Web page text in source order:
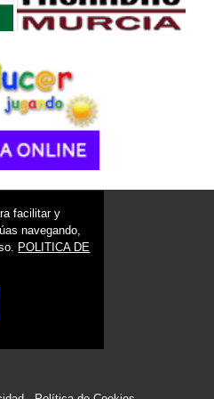
facilitar y
navegando,
POLITICA DE